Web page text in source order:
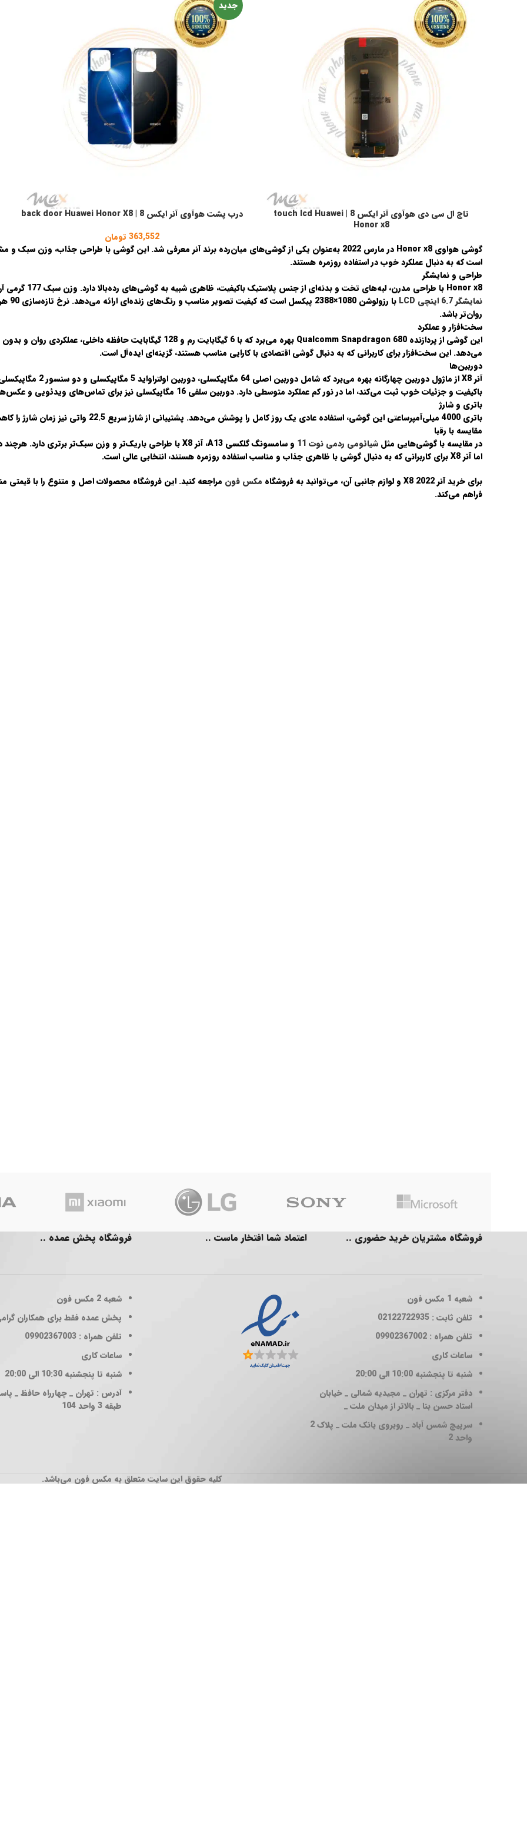
اطلاعات بیشتر
تاچ ال سی دی هوآوی آنر ایکس 8 | touch lcd Huawei
Honor x8
جدید
انتخاب گزینه ها
درب پشت هوآوی آنر ایکس 8 | back door Huawei Honor X8
363,552 تومان
گوشی هواوی Honor x8 در مارس 2022
به‌عنوان یکی از گوشی‌های میان‌رده برند آنر معرفی شد. این گوشی با طراحی جذاب، وزن سبک و
است که به دنبال عملکرد خوب در استفاده روزمره هستند.
طراحی و نمایشگر
Honor x8 با طراحی مدرن، لبه‌های تخت و بدنه‌ای از جنس پلاستیک باکیفیت، ظاهری شبیه به گوشی‌های رده‌بالا دارد. وزن سبک
177 گرمی
نمایشگر 6.7 اینچی LCD
با
روان‌تر باشد.
سخت‌افزار و عملکرد
این گوشی از پردازنده Qualcomm Snapdragon 680
بهره می‌برد که با 6 گیگابایت رم و 128 گیگابایت حافظه
می‌دهد. این سخت‌افزار برای کاربرانی که به دنبال گوشی اقتصادی با کارایی مناسب هستند، گزینه‌ای ایده‌آل است.
دوربین‌ها
آنر X8 از ماژول دوربین چهارگانه بهره می‌برد که شامل دوربین اصلی
64 مگاپیکسلی
، دوربین
باکیفیت و جزئیات خوب ثبت می‌کند، اما در نور کم عملکرد متوسطی دارد. دوربین سلفی 16 مگاپیکسلی نیز برای تماس‌های ویدئویی و عکس‌های شبکه‌های اجتماعی کاملاً مناسب است.
باتری و شارژ
باتری 4000 میلی‌آمپرساعتی
این گوشی، استفاده عادی یک روز کامل را پوشش می‌دهد. پشتیبانی از شارژ سریع 22.5 واتی نیز زمان شارژ را کاهش داده و تجربه کاربری بهتری فراهم می‌کند.
مقایسه با رقبا
در مقایسه با گوشی‌هایی مثل شیائومی ردمی نوت 11 و سامسونگ گلکسی A13
اما آنر X8 برای کاربرانی که به دنبال گوشی با ظاهری جذاب و مناسب استفاده روزمره هستند، انتخابی عالی است.
برای خریدآنر X8 2022 و لوازم جانبی آن، می‌توانید به فروشگاه مکس فون مراجعه کنید. این فروشگاه محصولات اصل و متنوع را با قیمتی
فراهم می‌کند.
فروشگاه مشتریان خرید حضوری ..
شعبه 1
مکس فون
تلفن ثابت : 02122722935
تلفن همراه : 09902367002
ساعات کاری
شنبه تا پنجشنبه 10:00 الی 20:00
دفتر مرکزی : تهران _ مجیدیه شمالی _ خیابان
استاد حسن بنا _ بالاتر از میدان ملت _
سرپیچ شمس آباد _ روبروی بانک ملت _ پلاک 2
واحد 2
اعتماد شما افتخار ماست .. فروشگاه پخش عمده ..
شعبه 2
مکس فون
پخش عمده فقط برای همکاران
تلفن همراه : 09902367003
ساعات کاری
شنبه تا پنجشنبه 10:30 الی 20:00
آدرس : تهران _ چهارراه حافظ _
طبقه 3 واحد 104
کلیه حقوق این سایت متعلق به مکس فون می‌باشد.